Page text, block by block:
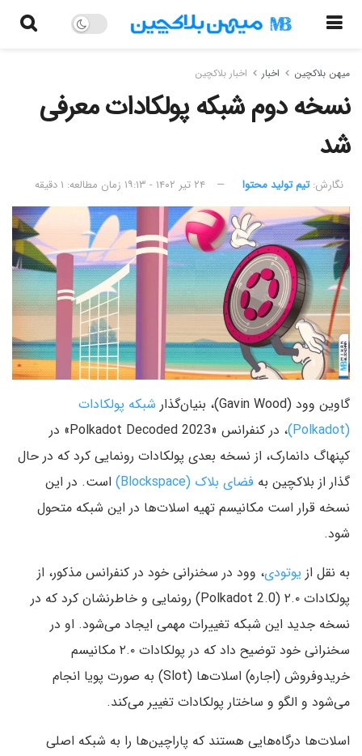
میهن بلاکچین اخبار اخبار بلاکچین
نسخه دوم شبکه پولکادات معرفی
شد
نگارش:‌ تیم تولید محتوا ۲۴ تیر ۱۴۰۲ - ۱۹:۱۳ زمان مطالعه: ۱ دقیقه
گاوین وود (Gavin Wood)، بنیان‌گذار
شبکه پولکادات
(Polkadot)
، در کنفرانس «Polkadot Decoded 2023» در
کپنهاگ دانمارک، از نسخه بعدی پولکادات رونمایی کرد که در حال
گذار از بلاکچین به فضای بلاک (Blockspace)
است. در این
نسخه قرار است مکانیسم تهیه اسلات‌ها در این شبکه متحول
شود.
به نقل از یوتودی، وود در سخنرانی خود در کنفرانس مذکور، از
پولکادات‌ ۲.۰ (Polkadot 2.0) رونمایی و خاطرنشان کرد که در
نسخه جدید این شبکه تغییرات مهمی ایجاد می‌شود. او در
سخنرانی خود توضیح داد که در پولکادات ۲.۰ مکانیسم
خریدوفروش (اجاره) اسلات‌ها (Slot) به صورت پویا انجام
می‌شود و الگو و ساختار پولکادات‌ تغییر می‌کند.
اسلات‌ها درگاه‌هایی هستند که پاراچین‌ها را به شبکه اصلی